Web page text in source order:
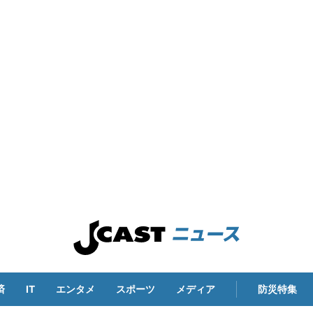
IT エンタメ スポーツ メディア 防災特集